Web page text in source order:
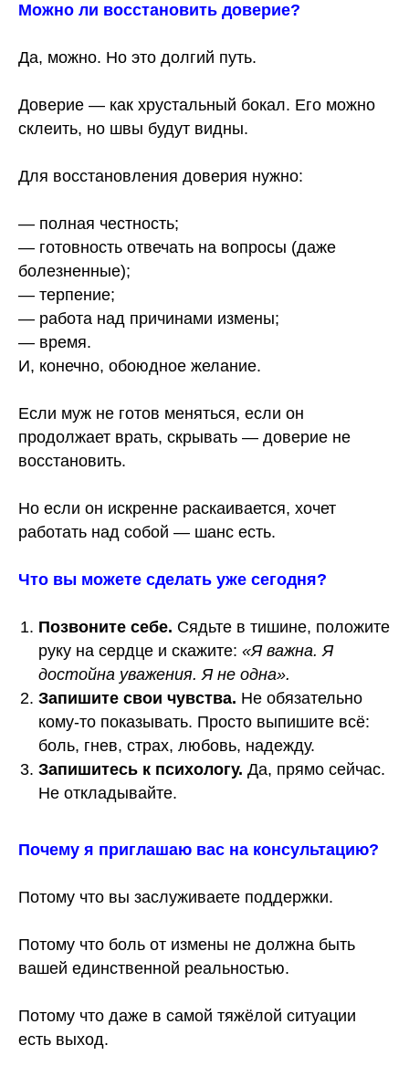
Можно ли восстановить доверие?
Да, можно. Но это долгий путь.
Доверие — как хрустальный бокал. Его можно
склеить, но швы будут видны.
Для восстановления доверия нужно:
— полная честность;
— готовность отвечать на вопросы (даже
болезненные);
— терпение;
— работа над причинами измены;
— время.
И, конечно, обоюдное желание.
Если муж не готов меняться, если он
продолжает врать, скрывать — доверие не
восстановить.
Но если он искренне раскаивается, хочет
работать над собой — шанс есть.
Что вы можете сделать уже сегодня?
Позвоните себе. Сядьте в тишине, положите
руку на сердце и скажите: «Я важна. Я
достойна уважения. Я не одна».
Запишите свои чувства. Не обязательно
кому-то показывать. Просто выпишите всё:
боль, гнев, страх, любовь, надежду.
Запишитесь к психологу. Да, прямо сейчас.
Не откладывайте.
Почему я приглашаю вас на консультацию?
Потому что вы заслуживаете поддержки.
Потому что боль от измены не должна быть
вашей единственной реальностью.
Потому что даже в самой тяжёлой ситуации
есть выход.